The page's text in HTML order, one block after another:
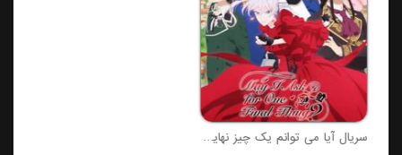
سریال آیا می توانم یک چیز نهایی را بخواهم؟